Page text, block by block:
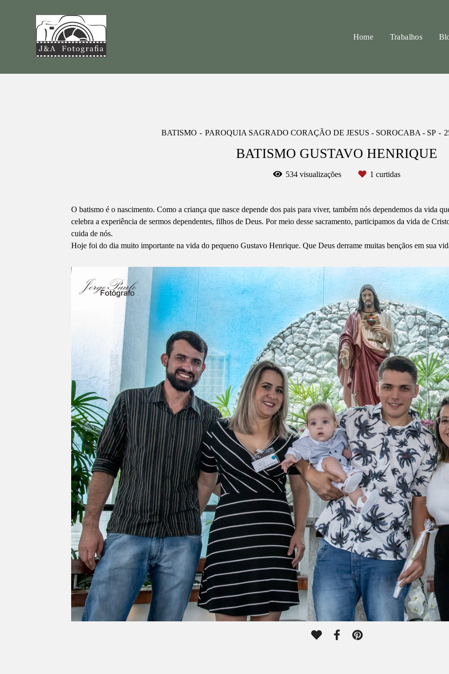
Home Trabalhos
BATISMO PAROQUIA SAGRADO CORAÇÃO DE JESUS - SOROCABA - SP
BATISMO GUSTAVO HENRIQUE
534 visualizações 1 curtidas
O batismo é o nascimento. Como a criança que nasce depende dos pais para viver, também nós dependemos da vida
celebra a experiência de sermos dependentes, filhos de Deus. Por meio desse sacramento, participamos da vida de
cuida de nós.
Hoje foi do dia muito importante na vida do pequeno Gustavo Henrique. Que Deus derrame muitas bençãos em sua